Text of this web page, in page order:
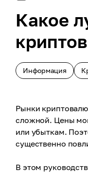
Какое
Информация
Рынки
сложной. Цены
или убыткам.
существенно
В этом